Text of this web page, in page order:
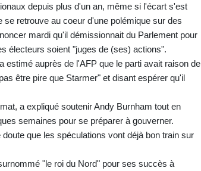
depuis plus d'un an, même si l'écart s'est
retrouve au coeur d'une polémique sur des
mardi qu'il démissionnait du Parlement pour
électeurs soient "juges de (ses) actions".
estimé auprès de l'AFP que le parti avait raison de
être pire que Starmer" et disant espérer qu'il
a expliqué soutenir Andy Burnham tout en
semaines pour se préparer à gouverner.
que les spéculations vont déjà bon train sur
"le roi du Nord" pour ses succès à